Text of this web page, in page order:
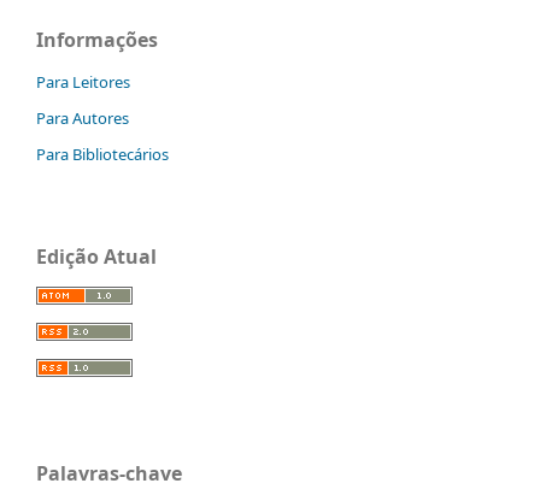
Informações
Para Leitores
Para Autores
Para Bibliotecários
Edição Atual
Palavras-chave